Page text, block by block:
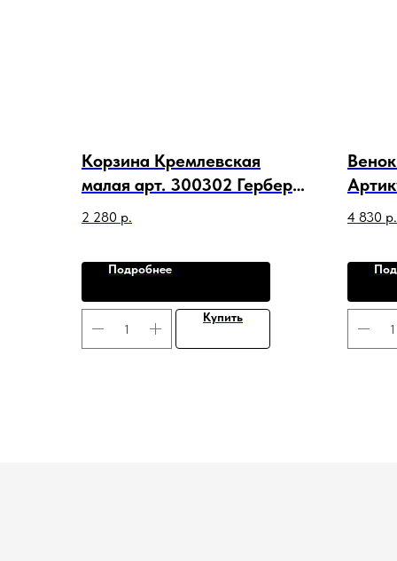
Корзина Кремлевская
малая арт. 300302 Гербера
желтая
2 280 р.
Подробнее
Купить
Пион
4 830 р.